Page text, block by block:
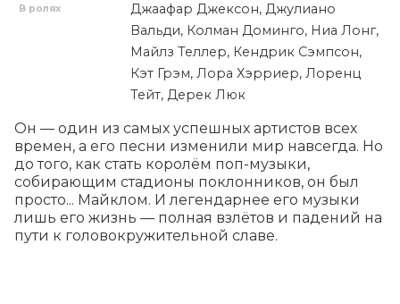
В ролях
Джаафар Джексон, Джулиано
Вальди, Колман Доминго, Ниа Лонг,
Майлз Теллер, Кендрик Сэмпсон,
Кэт Грэм, Лора Хэрриер, Лоренц
Тейт, Дерек Люк
Он — один из самых успешных артистов всех
времен, а его песни изменили мир навсегда. Но
до того, как стать королём поп-музыки,
собирающим стадионы поклонников, он был
просто... Майклом. И легендарнее его музыки
лишь его жизнь — полная взлётов и падений на
пути к головокружительной славе.